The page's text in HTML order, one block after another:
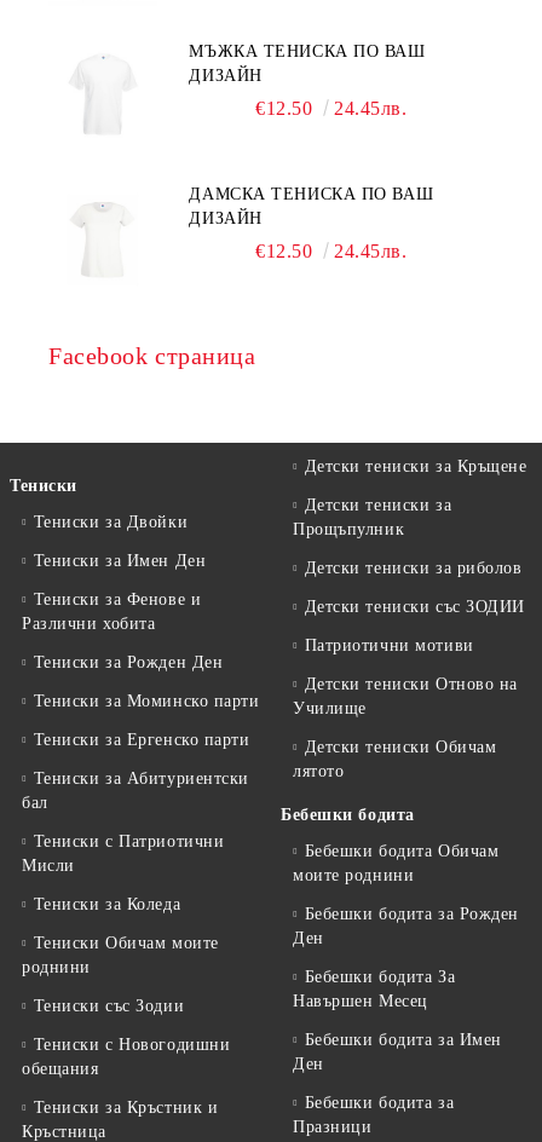
МЪЖКА ТЕНИСКА ПО ВАШ
ДИЗАЙН
€12.50 24.45лв.
ДАМСКА ТЕНИСКА ПО ВАШ
ДИЗАЙН
€12.50 24.45лв.
Facebook страница
Тениски
Тениски за Двойки
Тениски за Имен Ден
Тениски за Фенове и
Различни хобита
Тениски за Рожден Ден
Тениски за Mоминско парти
Тениски за Eргенско парти
Тениски за Aбитуриентски
бал
Тениски с Патриотични
Мисли
Тениски за Коледа
Тениски Обичам моите
роднини
Тениски със Зодии
Тениски с Новогодишни
обещания
Тениски за Кръстник и
Кръстница
Детски тениски за Кръщене
Детски тениски за
Прощъпулник
Детски тениски за риболов
Детски тениски със ЗОДИИ
Патриотични мотиви
Детски тениски Отново на
Училище
Детски тениски Обичам
лятото
Бебешки бодита
Бебешки бодита Обичам
моите роднини
Бебешки бодита за Рожден
Ден
Бебешки бодита За
Навършен Месец
Бебешки бодита за Имен
Ден
Бебешки бодита за
Празници